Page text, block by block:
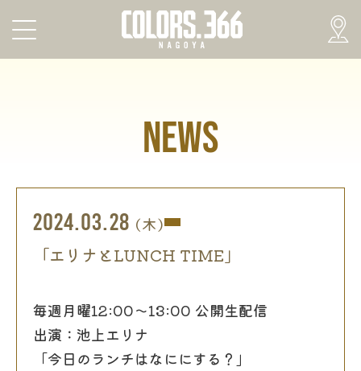
NEWS
2024.03.28 (木)
「エリナとLUNCH TIME」
毎週月曜12:00〜13:00 公開生配信
出演：池上エリナ
「今日のランチはなににする？」